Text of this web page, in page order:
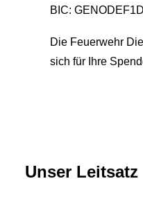
BIC:
Die Feuerwehr
sich für Ihre
Unser Leitsatz